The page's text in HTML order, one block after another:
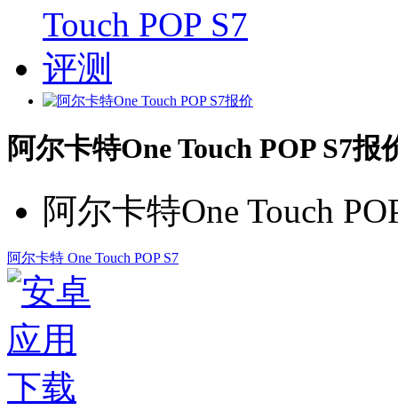
阿尔卡特One Touch POP S7报
阿尔卡特One Touch
阿尔卡特 One Touch POP S7